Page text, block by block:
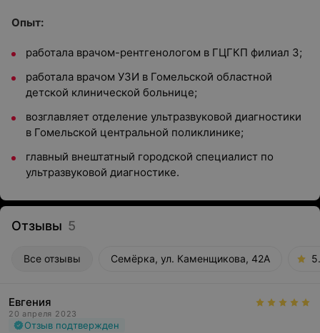
Опыт:
работала врачом-рентгенологом в ГЦГКП филиал 3;
работала врачом УЗИ в Гомельской областной
детской клинической больнице;
возглавляет отделение ультразвуковой диагностики
в Гомельской центральной поликлинике;
главный внештатный городской специалист по
ультразвуковой диагностике.
Отзывы 5
Все отзывы Семёрка, ул. Каменщикова, 42А
Евгения
20 апреля 2023
Отзыв подтвержден